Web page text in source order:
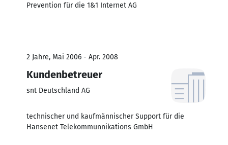
Prevention für die 1&1 Internet AG
2 Jahre, Mai 2006 - Apr. 2008
Kundenbetreuer
snt Deutschland AG
technischer und kaufmännischer Support für die
Hansenet Telekommunnikations GmbH